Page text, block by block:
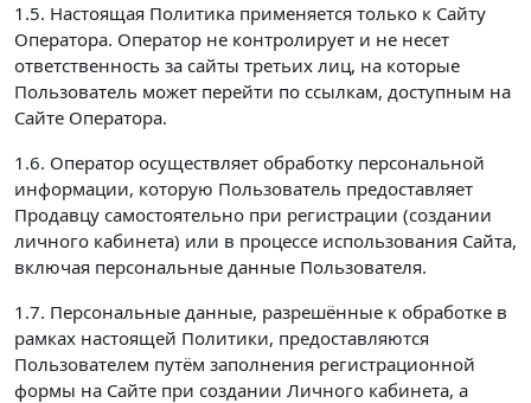
1.5. Настоящая Политика применяется только к Сайту
Оператора. Оператор не контролирует и не несет
ответственность за сайты третьих лиц, на которые
Пользователь может перейти по ссылкам, доступным на
Сайте Оператора.
1.6. Оператор осуществляет обработку персональной
информации, которую Пользователь предоставляет
Продавцу самостоятельно при регистрации (создании
личного кабинета) или в процессе использования Сайта,
включая персональные данные Пользователя.
1.7. Персональные данные, разрешённые к обработке в
рамках настоящей Политики, предоставляются
Пользователем путём заполнения регистрационной
формы на Сайте при создании Личного кабинета, а